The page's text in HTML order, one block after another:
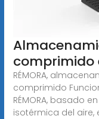
comprimido
RÉMORA,
comprimido
RÉMORA, basado
isotérmica del aire,